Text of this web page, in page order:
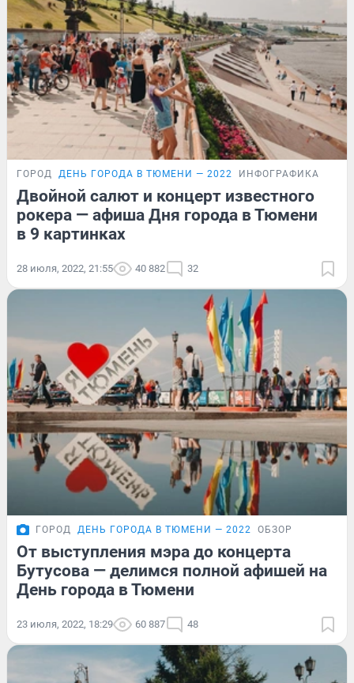
ГОРОД ДЕНЬ ГОРОДА В ТЮМЕНИ — 2022 ИНФОГРАФИКА
Двойной салют и концерт известного
рокера — афиша Дня города в Тюмени
в 9 картинках
28 июля, 2022, 21:55 40 882 32
ГОРОД ДЕНЬ ГОРОДА В ТЮМЕНИ — 2022 ОБЗОР
От выступления мэра до концерта
Бутусова — делимся полной афишей на
День города в Тюмени
23 июля, 2022, 18:29 60 887 48